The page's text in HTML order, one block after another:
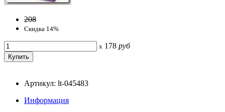
208
Скидка 14%
x 178 руб
Артикул: lt-045483
Информация